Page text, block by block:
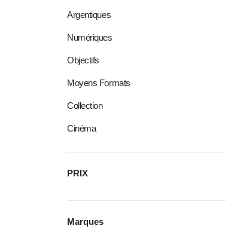
Argentiques
Numériques
Objectifs
Moyens Formats
Collection
Cinéma
PRIX
Marques